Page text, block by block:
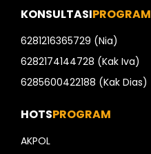
KONSULTASIPROGRAM
6281216365729 (Nia)
6282174144728 (Kak Iva)
6285600422188 (Kak Dias)
HOTSPROGRAM
AKPOL